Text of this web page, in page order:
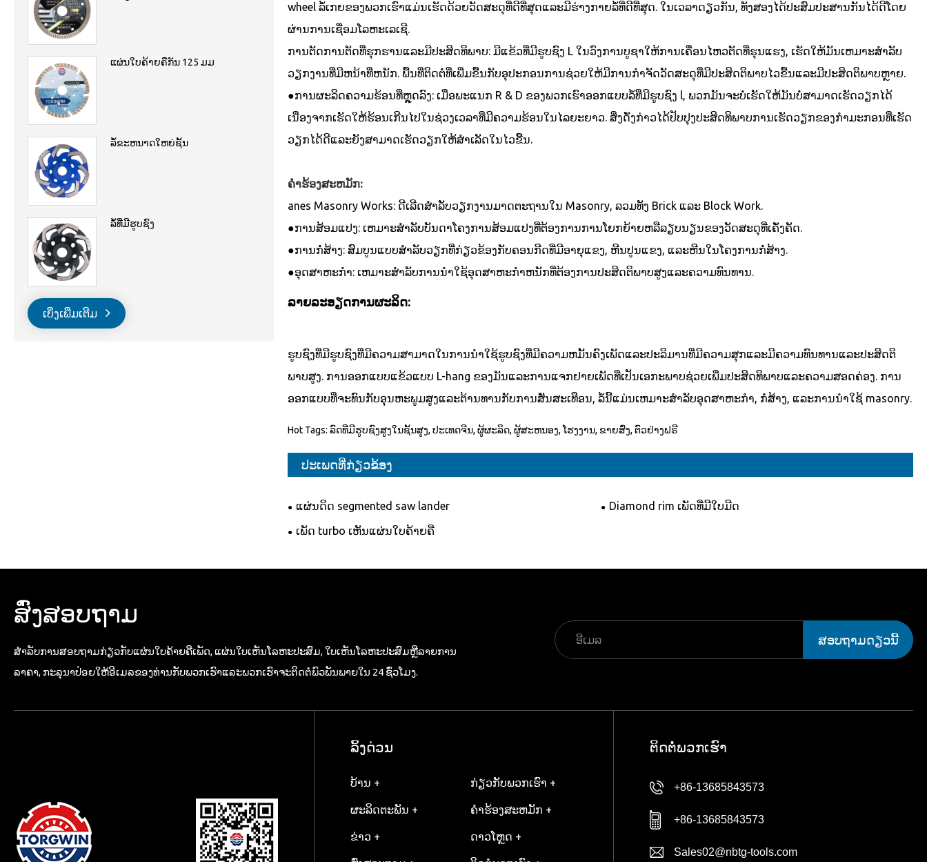
ແຜ່ນໃບຄ້າຍຄືກັນ 125 ມມ
ລໍ້ຂະຫນາດໃຫຍ່ຊັ້ນ
ລໍ້ທີ່ມີຮູບຊົງ
ເບິ່ງເພີ່ມເຕີມ
wheel ລໍ້ເກຍຂອງພວກເຮົາແມ່ນເຮັດດ້ວຍວັດສະດຸທີ່ດີທີ່ສຸດແລະມີຮ່າງກາຍລໍ້ທີ່ດີທີ່ສຸດ. ໃນເວລາດຽວກັນ, ທັງສອງໄດ້ປະສົມປະສານກັນໄດ້ດີໂດຍ
ຜ່ານການເຊື່ອມໂລຫະເລເຊີ.
ການຕັດການຕັດທີ່ຮຸກຮານແລະມີປະສິດທິພາບ: ມີແຂ້ວທີ່ມີຮູບຊົງ L ໃນວົງການບູຊາໃຫ້ການເຄື່ອນໄຫວຕັດທີ່ຮຸນແຮງ, ເຮັດໃຫ້ມັນເຫມາະສໍາລັບ
ວຽກງານທີ່ມີຫນ້າທີ່ຫນັກ. ພື້ນທີ່ຕິດຕໍ່ທີ່ເພີ່ມຂື້ນກັບອຸປະກອນການຊ່ວຍໃຫ້ມີການກໍາຈັດວັດສະດຸທີ່ມີປະສິດຕິພາບໄວຂື້ນແລະມີປະສິດຕິພາບຫຼາຍ.
●ການຜະລິດຄວາມຮ້ອນທີ່ຫຼຸດລົງ: ເມື່ອພະແນກ R & D ຂອງພວກເຮົາອອກແບບລໍ້ທີ່ມີຮູບຊົງ l, ພວກມັນຈະບໍ່ເຮັດໃຫ້ມັນບໍ່ສາມາດເຮັດວຽກໄດ້
ເນື່ອງຈາກເຮັດໃຫ້ຮ້ອນເກີນໄປໃນຊ່ວງເວລາທີ່ມີຄວາມຮ້ອນໃນໄລຍະຍາວ. ສິ່ງດັ່ງກ່າວໄດ້ປັບປຸງປະສິດທິພາບການເຮັດວຽກຂອງກໍາມະກອນທີ່ເຮັດ
ວຽກໄດ້ດີແລະຍັງສາມາດເຮັດວຽກໃຫ້ສໍາເລັດໃນໄວຂື້ນ.
ຄໍາຮ້ອງສະຫມັກ:
anes Masonry Works: ດີເລີດສໍາລັບວຽກງານມາດຕະຖານໃນ Masonry, ລວມທັງ Brick ແລະ Block Work.
●ການສ້ອມແປງ: ເຫມາະສໍາລັບບັນດາໂຄງການສ້ອມແປງທີ່ຕ້ອງການການໂຍກຍ້າຍຫລືລຽບນຽນຂອງວັດສະດຸທີ່ເຄັ່ງຄັດ.
●ການກໍ່ສ້າງ: ສົມບູນແບບສໍາລັບວຽກທີ່ກ່ຽວຂ້ອງກັບຄອນກີດທີ່ມີອາຍຸແຂງ, ຫີນປູນແຂງ, ແລະຫີນໃນໂຄງການກໍ່ສ້າງ.
●ອຸດສາຫະກໍາ: ເຫມາະສໍາລັບການນໍາໃຊ້ອຸດສາຫະກໍາຫນັກທີ່ຕ້ອງການປະສິດຕິພາບສູງແລະຄວາມທົນທານ.
ລາຍລະອຽດການຜະລິດ:
ຮູບຊົງທີ່ມີຮູບຊົງທີ່ມີຄວາມສາມາດໃນການນໍາໃຊ້ຮູບຊົງທີ່ມີຄວາມຫມັ້ນຄົງເພັດແລະປະລິມານທີ່ມີຄວາມສຸກແລະມີຄວາມທົນທານແລະປະສິດຕິ
ພາບສູງ. ການອອກແບບແຂ້ວແບບ L-hang ຂອງມັນແລະການແຈກຢາຍເພັດທີ່ເປັນເອກະພາບຊ່ວຍເພີ່ມປະສິດທິພາບແລະຄວາມສອດຄ່ອງ. ການ
ອອກແບບທີ່ຈະທົນກັບອຸນຫະພູມສູງແລະຕ້ານທານກັບການສັ່ນສະເທືອນ, ລໍ້ນີ້ແມ່ນເຫມາະສໍາລັບອຸດສາຫະກໍາ, ກໍ່ສ້າງ, ແລະການນໍາໃຊ້ masonry.
Hot Tags: ລົດທີ່ມີຮູບຊົງສູງໃນຊັ້ນສູງ, ປະເທດຈີນ, ຜູ້ຜະລິດ, ຜູ້ສະຫນອງ, ໂຮງງານ, ຂາຍສົ່ງ, ຕົວຢ່າງຟຣີ
ປະເພດທີ່ກ່ຽວຂ້ອງ
ແຜ່ນດິດ segmented saw lander
Diamond rim ເພັດທີ່ມີໃບມີດ
ເພັດ turbo ເຫັນແຜ່ນໃບຄ້າຍຄື
ສົ່ງສອບຖາມ
ສໍາ​ລັບ​ການ​ສອບ​ຖາມ​ກ່ຽວ​ກັບ​ແຜ່ນ​ໃບ​ຄ້າຍ​ຄື​ເພັດ​, ແຜ່ນ​ໃບ​ເຫັນ​ໂລຫະ​ປະສົມ​, ໃບ​ເຫັນ​ໂລຫະ​ປະສົມ​ຫຼື​ລາຍ​ການ​
ລາ​ຄາ​, ກະ​ລຸ​ນາ​ປ່ອຍ​ໃຫ້​ອີ​ເມລ​ຂອງ​ທ່ານ​ກັບ​ພວກ​ເຮົາ​ແລະ​ພວກ​ເຮົາ​ຈະ​ຕິດ​ຕໍ່​ພົວ​ພັນ​ພາຍ​ໃນ 24 ຊົ່ວ​ໂມງ​.
ສອບຖາມດຽວນີ້
ລິ້ງດ່ວນ
ບ້ານ + ກ່ຽວກັບພວກເຮົາ +
ຜະລິດຕະພັນ + ຄໍາຮ້ອງສະຫມັກ +
ຂ່າວ + ດາວໂຫຼດ +
ຕິດ​ຕໍ່​ພວກ​ເຮົາ
+86-13685843573
+86-13685843573
Sales02@nbtg-tools.com